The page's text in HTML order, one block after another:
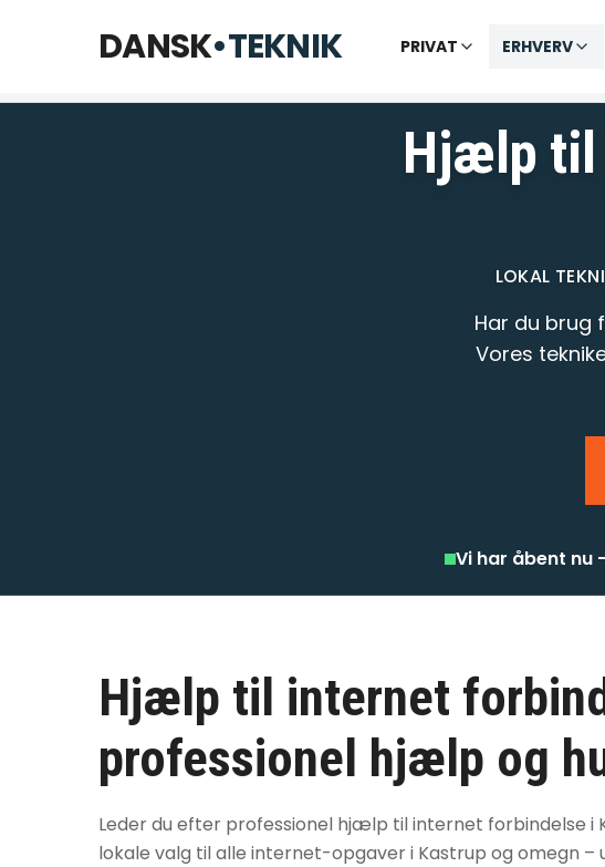
DANSK•TEKNIK PRIVAT ERHVERV
Telefon til kl. 22 · Chat til 23:30
Hjælp til
LOKAL
Har du brug
Vores
Vi har åbent nu
Hjælp til internet
professionel hjælp og
Leder du efter professionel hjælp til internet forbindelse i
lokale valg til alle internet-opgaver i Kastrup og omegn –